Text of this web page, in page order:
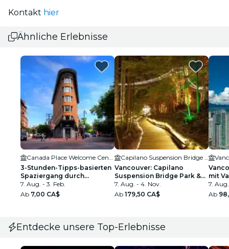
Kontakt hier
Ähnliche Erlebnisse
3-Stunden-Tipps-basierten
Spaziergang durch
Vancouver
7. Aug. - 3. Feb.
Ab 7,00 CA$
Vancouver: Capilano
Suspension Bridge Park &
City Tour
7. Aug. - 4. Nov.
Ab 179,50 CA$
mit
7.
Ab
Entdecke unsere Top-Erlebnisse